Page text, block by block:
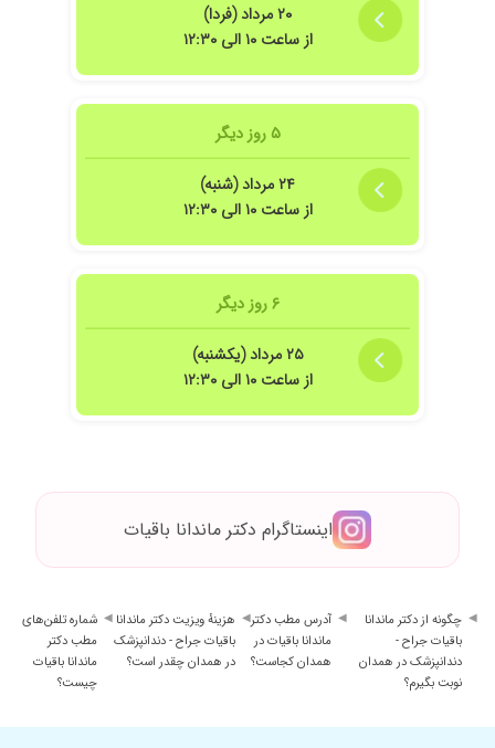
۲۰ مرداد (فردا)
از ساعت ۱۰ الی ۱۲:۳۰
۵ روز دیگر
۲۴ مرداد (شنبه)
از ساعت ۱۰ الی ۱۲:۳۰
۶ روز دیگر
۲۵ مرداد (یکشنبه)
از ساعت ۱۰ الی ۱۲:۳۰
اینستاگرام دکتر ماندانا باقیات
چگونه از دکتر ماندانا
باقیات جراح -
دندانپزشک در همدان
نوبت بگیرم؟
آدرس مطب دکتر
ماندانا باقیات در
همدان کجاست؟
هزینهٔ ویزیت دکتر ماندانا
باقیات جراح - دندانپزشک
در همدان چقدر است؟
شماره تلفن‌های
مطب دکتر
ماندانا باقیات
چیست؟